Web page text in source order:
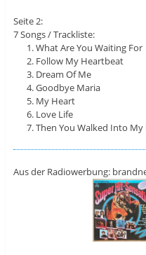
Seite 2:
7 Songs / Trackliste:
What Are You Waiting For
Follow My Heartbeat
Dream Of Me
Goodbye Maria
My Heart
Love Life
Then You Walked Into My
Aus der Radiowerbung: